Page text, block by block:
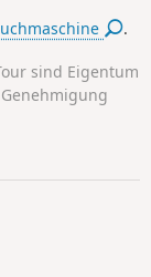
Klippen,
der
Hâble
bleibt!
.
sind Eigentum